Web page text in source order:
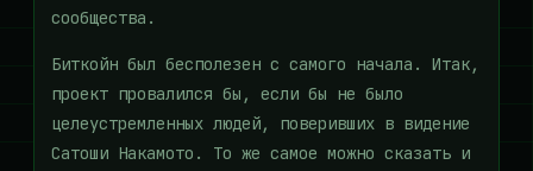
сообщества.
Биткойн был бесполезен с самого начала. Итак,
проект провалился бы, если бы не было
целеустремленных людей, поверивших в видение
Сатоши Накамото. То же самое можно сказать и